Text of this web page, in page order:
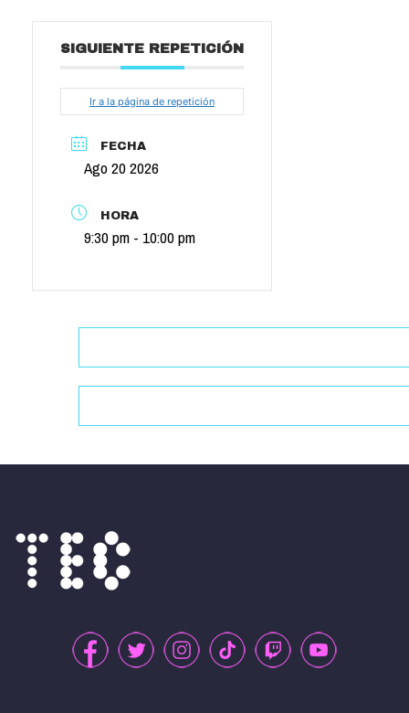
SIGUIENTE REPETICIÓN
Ir a la página de repetición
FECHA
Ago 20 2026
HORA
9:30 pm - 10:00 pm